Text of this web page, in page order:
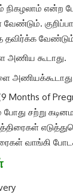
நிகழலாம் என்ற
தவிர்க்க
அணிய கூடாது.
Months of
சற்று
வாங்கி